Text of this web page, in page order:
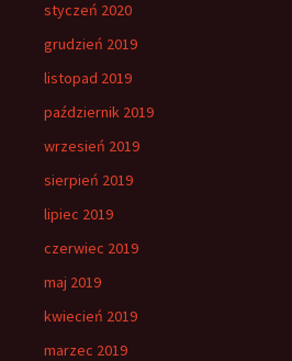
styczeń 2020
grudzień 2019
listopad 2019
październik 2019
wrzesień 2019
sierpień 2019
lipiec 2019
czerwiec 2019
maj 2019
kwiecień 2019
marzec 2019